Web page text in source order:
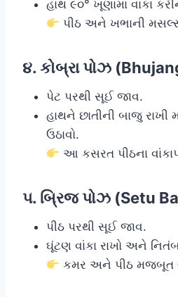
હાથ ૯૦° ખૂણામાં વાંકા
પીઠ અને ખભાની
૪. કોબ્રા પોઝ
પેટ પરથી સૂઈ જાવ.
હાથને છાતીની બાજુ
ઉઠાવો.
આ કસરત પીઠના
૫. બ્રિજ પોઝ (Setu
પીઠ પરથી સૂઈ જાવ.
ઘૂંટણ વાંકા રાખો અને
કમર અને પીઠ મજબૂત